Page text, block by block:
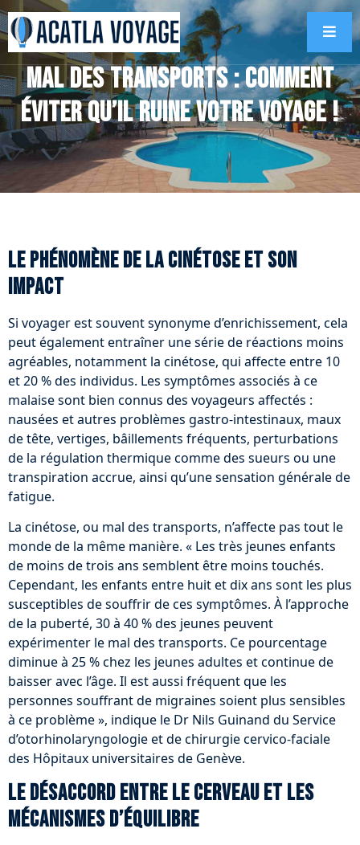
Mal des transports : comment
éviter qu’il ruine votre voyage !
Le phénomène de la cinétose et son
impact
Si voyager est souvent synonyme d’enrichissement, cela
peut également entraîner une série de réactions moins
agréables, notamment la cinétose, qui affecte entre 10
et 20 % des individus. Les symptômes associés à ce
malaise sont bien connus des voyageurs affectés :
nausées et autres problèmes gastro-intestinaux, maux
de tête, vertiges, bâillements fréquents, perturbations
de la régulation thermique comme des sueurs ou une
transpiration accrue, ainsi qu’une sensation générale de
fatigue.
La cinétose, ou mal des transports, n’affecte pas tout le
monde de la même manière. « Les très jeunes enfants
de moins de trois ans semblent être moins touchés.
Cependant, les enfants entre huit et dix ans sont les plus
susceptibles de souffrir de ces symptômes. À l’approche
de la puberté, 30 à 40 % des jeunes peuvent
expérimenter le mal des transports. Ce pourcentage
diminue à 25 % chez les jeunes adultes et continue de
baisser avec l’âge. Il est aussi fréquent que les
personnes souffrant de migraines soient plus sensibles
à ce problème », indique le Dr Nils Guinand du Service
d’otorhinolaryngologie et de chirurgie cervico-faciale
des Hôpitaux universitaires de Genève.
Le désaccord entre le cerveau et les
mécanismes d’équilibre